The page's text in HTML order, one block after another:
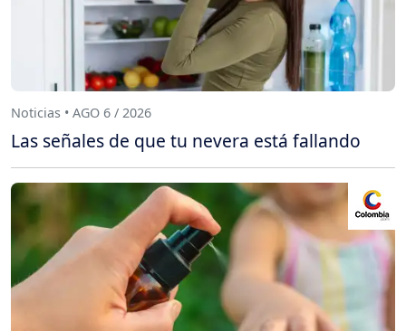
Noticias • AGO 6 / 2026
Las señales de que tu nevera está fallando